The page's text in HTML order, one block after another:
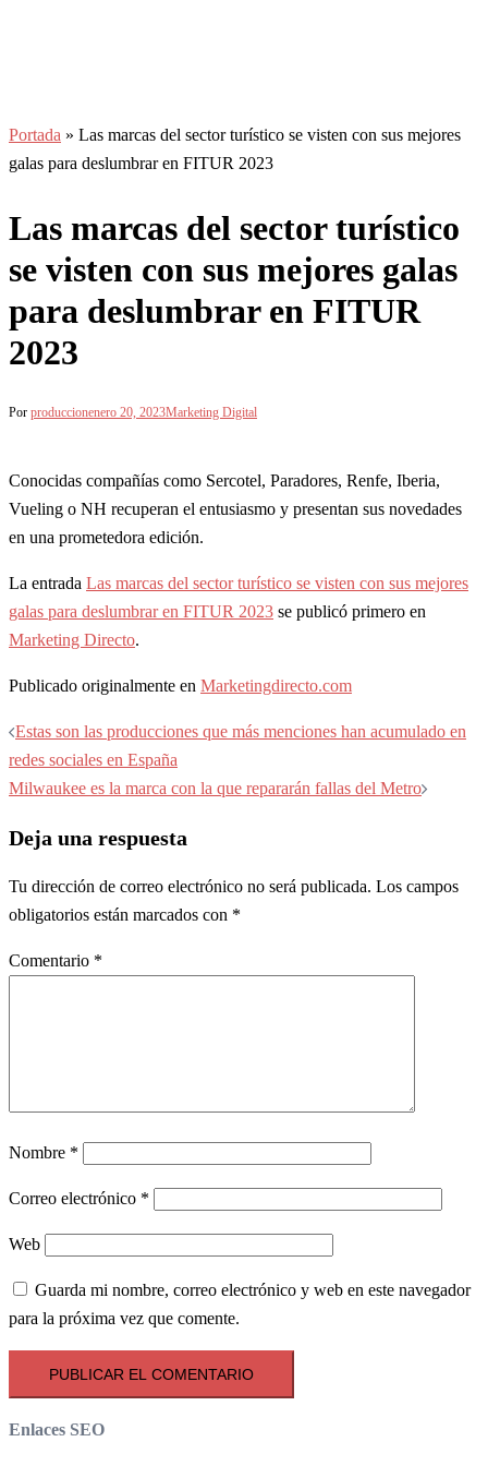
Portada » Las marcas del sector turístico se visten con sus mejores
galas para deslumbrar en FITUR 2023
Las marcas del sector turístico
se visten con sus mejores galas
para deslumbrar en FITUR
2023
Por produccionenero 20, 2023Marketing Digital
Conocidas compañías como Sercotel, Paradores, Renfe, Iberia,
Vueling o NH recuperan el entusiasmo y presentan sus novedades
en una prometedora edición.
La entrada Las marcas del sector turístico se visten con sus mejores
galas para deslumbrar en FITUR 2023 se publicó primero en
Marketing Directo.
Publicado originalmente en Marketingdirecto.com
Navegación
de
entradas
Estas son las producciones que más menciones han acumulado en
redes sociales en España
Milwaukee es la marca con la que repararán fallas del Metro
Deja una respuesta
Tu dirección de correo electrónico no será publicada. Los campos
obligatorios están marcados con *
Comentario *
Nombre *
Correo electrónico *
Web
Guarda mi nombre, correo electrónico y web en este navegador
para la próxima vez que comente.
Enlaces SEO